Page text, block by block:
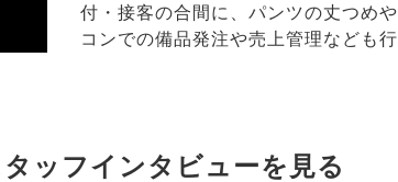
付・接客の合間に、パンツの丈つめ
コンでの備品発注や売上管理なども行
ッフインタビューを見る